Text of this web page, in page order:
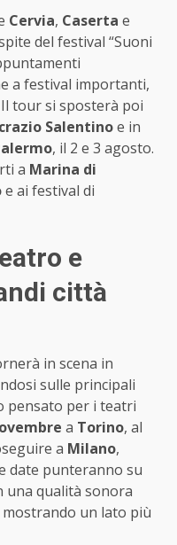
Cervia, Caserta e
del festival “Suoni
a festival importanti,
tour si sposterà poi
Salentinoe in
, il 2 e 3 agosto.
a Marina di
e ai festival di
e
città
in scena in
sulle principali
pensato per i teatri
a Torino, al
a Milano,
date punteranno su
una qualità sonora
un lato più